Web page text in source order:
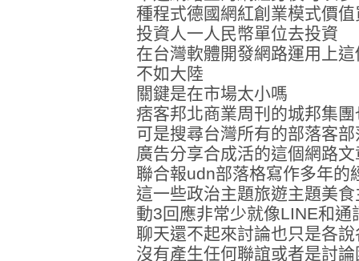
種程式德國網紅創業模式價
投資人一人民幣單位去投資
在台灣軟體開發網路運用上
不如大陸
關鍵是在市場太小嗎
痞客邦北商業周刊的城邦集
可是搜尋台灣所有的部落客
廣告分享合成活的這個網路
聯合報udn部落格寫作多年的
這一些政治主題旅遊主題美
動3回應非常少就像LINE和
聊天還不起來討論也只是各
沒有產生任何聯誼或者是討論